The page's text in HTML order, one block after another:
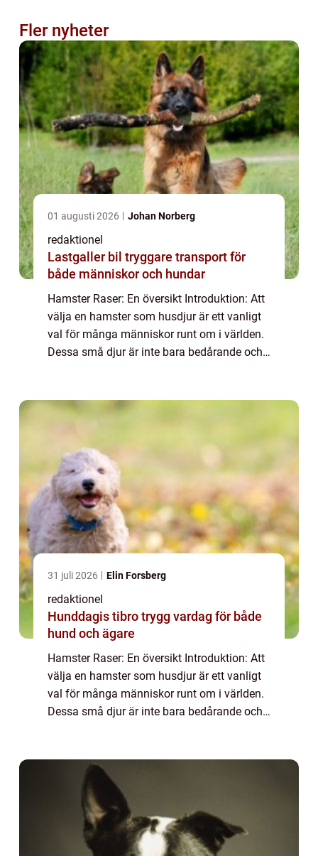
Fler nyheter
01 augusti 2026 Johan Norberg
redaktionel
Lastgaller bil tryggare transport för
både människor och hundar
Hamster Raser: En översikt Introduktion: Att
välja en hamster som husdjur är ett vanligt
val för många människor runt om i världen.
Dessa små djur är inte bara bedårande och
31 juli 2026 Elin Forsberg
redaktionel
Hunddagis tibro trygg vardag för både
hund och ägare
Hamster Raser: En översikt Introduktion: Att
välja en hamster som husdjur är ett vanligt
val för många människor runt om i världen.
Dessa små djur är inte bara bedårande och